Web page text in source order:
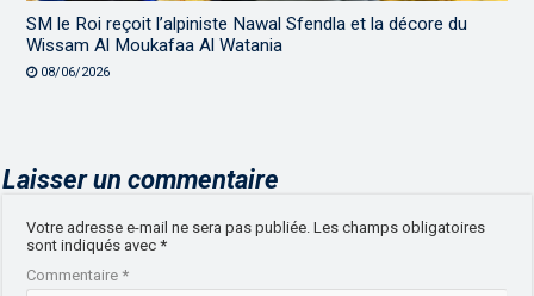
SM le Roi reçoit l’alpiniste Nawal Sfendla et la décore du
Wissam Al Moukafaa Al Watania
08/06/2026
Laisser un commentaire
Votre adresse e-mail ne sera pas publiée. Les champs obligatoires
sont indiqués avec*
Commentaire*